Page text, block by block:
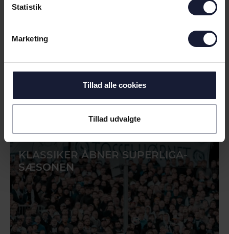
Statistik
Marketing
Tillad alle cookies
Tillad udvalgte
NYHED
KLASSIKER ÅBNER SUPERLIGA-
SÆSONEN